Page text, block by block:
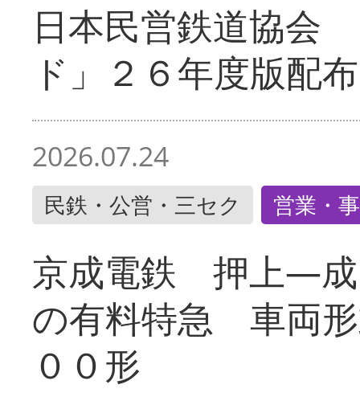
日本民営鉄道協会
ド」２６年度版配布
2026.07.24
民鉄・公営・三セク 営業・
京成電鉄 押上―成
の有料特急 車両
００形